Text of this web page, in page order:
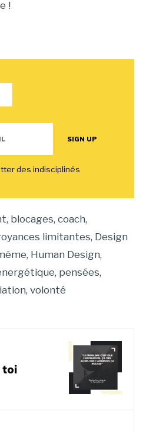
!
des indisciplinés
, blocages, coach,
limitantes, Design
, Human Design,
, pensées,
, volonté
toi